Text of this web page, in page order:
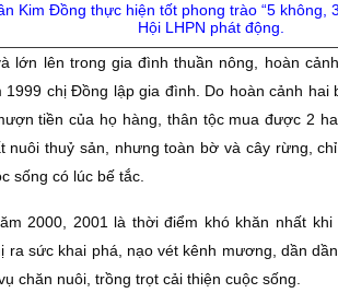
Kim Ðồng thực hiện tốt phong trào “5 không,
Hội LHPN phát động.
lớn lên trong gia đình thuần nông, hoàn
1999 chị Ðồng lập gia đình. Do hoàn cảnh
tiền của họ hàng, thân tộc mua được 2
nuôi thuỷ sản, nhưng toàn bờ và cây rừng,
sống có lúc bế tắc.
2000, 2001 là thời điểm khó khăn nhất
ra sức khai phá, nạo vét kênh mương, dần
chăn nuôi, trồng trọt cải thiện cuộc sống.